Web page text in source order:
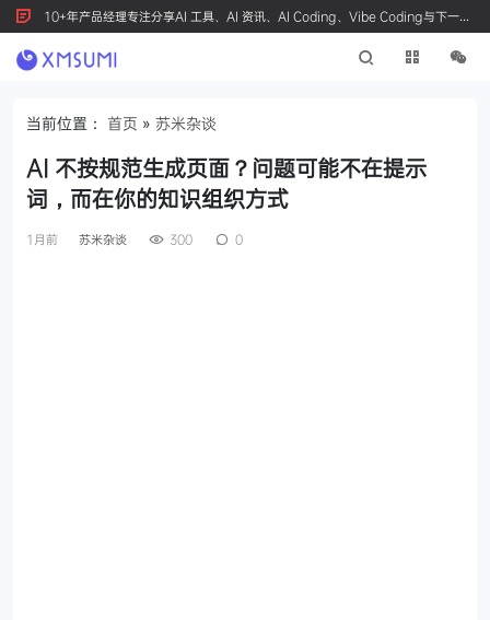
10+年产品经理专注分享AI 工具、AI 资讯、AI Coding、Vibe Coding与下一代
产品创新，按 Ctrl+D 收藏我们
当前位置： 首页 » 苏米杂谈
AI 不按规范生成页面？问题可能不在提示
词，而在你的知识组织方式
1月前 苏米杂谈 300 0